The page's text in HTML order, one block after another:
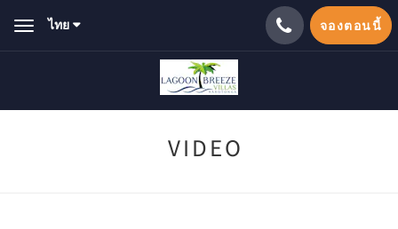
Toggleไทย จองตอนนี้
VIDEO